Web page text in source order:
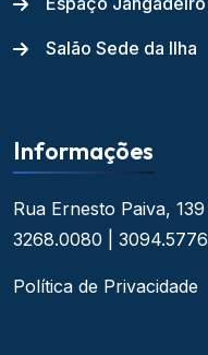
Salão Sede da Ilha
Informações
Rua Ernesto Paiva, 139
3268.0080 | 3094.5776
Política de Privacidade